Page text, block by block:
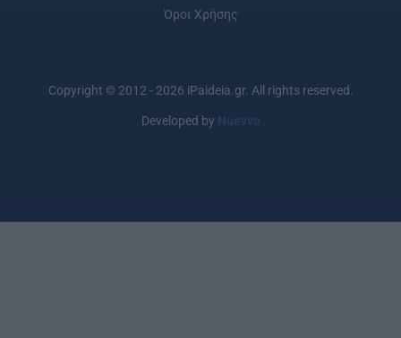
Όροι Χρήσης
Copyright © 2012 - 2026 iPaideia.gr. All rights reserved.
Developed by